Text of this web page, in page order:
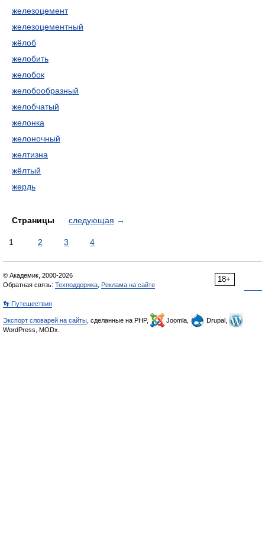
железоцемент
железоцементный
жёлоб
желобить
желобок
желобообразный
желобчатый
желонка
желоночный
желтизна
жёлтый
жердь
Страницы следующая →
1 2 3 4
18+
© Академик, 2000-2026
Обратная связь: Техподдержка Реклама на сайте
👣 Путешествия
Экспорт словарей на сайты , сделанные на PHP, Joomla,
Drupal,
WordPress, MODx.